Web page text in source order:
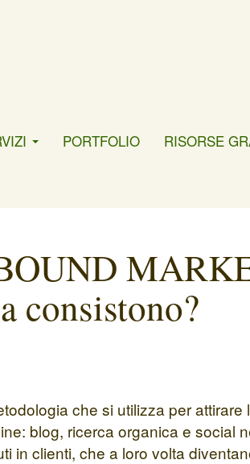
PORTFOLIO RISORSE
consistono?
che si utilizza per
blog, ricerca organica e social
in clienti, che a loro volta